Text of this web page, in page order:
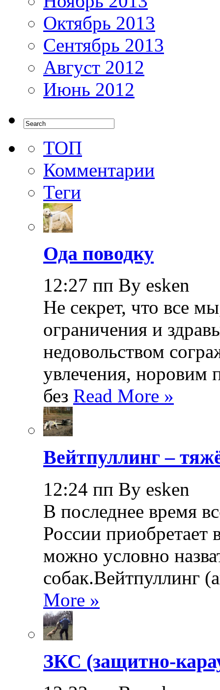
Октябрь 2013
Сентябрь 2013
Август 2012
Июнь 2012
ТОП
Комментарии
Теги
Ода поводку
12:27 пп By esken
Не секрет, что все
ограничения и
недовольством
увлечения, норовим
без Read More »
Вейтпуллинг –
12:24 пп By esken
В последнее время
России приобретает
можно условно
собак.Вейтпуллинг
More »
ЗКС (защитно-